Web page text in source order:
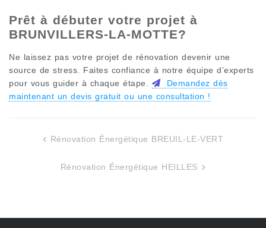
Prêt à débuter votre projet à
BRUNVILLERS-LA-MOTTE?
Ne laissez pas votre projet de rénovation devenir une
source de stress. Faites confiance à notre équipe d’experts
pour vous guider à chaque étape.
Demandez dès
maintenant un devis gratuit ou une consultation !
Rénovation Énergétique BREUIL-LE-VERT
Rénovation Énergétique HEILLES